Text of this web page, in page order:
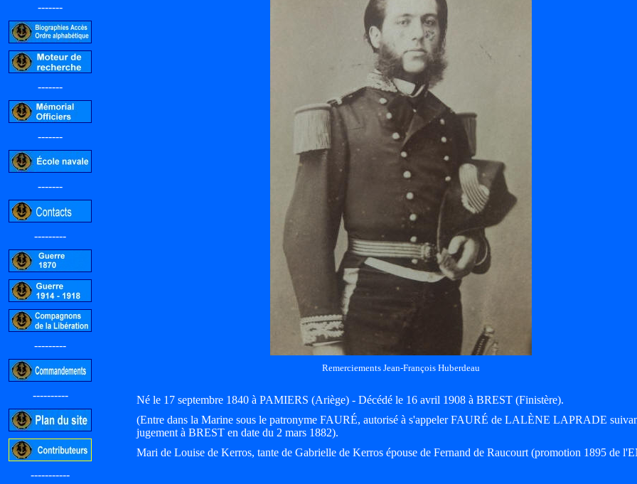
-------
-------
-------
-------
---------
---------
----------
-----------
Remerciements Jean-François Huberdeau
Né le 17 septembre 1840 à PAMIERS (Ariège) - Décédé le 16 avril 1908 à BREST (Finistère).
(Entre dans la Marine sous le patronyme FAURÉ, autorisé à s'appeler FAURÉ de LALÈNE LAPRADE
jugement à BREST en date du 2 mars 1882).
Mari de Louise de Kerros, tante de Gabrielle de Kerros épouse de Fernand de Raucourt (promotion 1895 de